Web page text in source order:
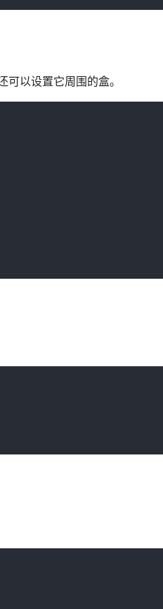
以设置它周围的盒。